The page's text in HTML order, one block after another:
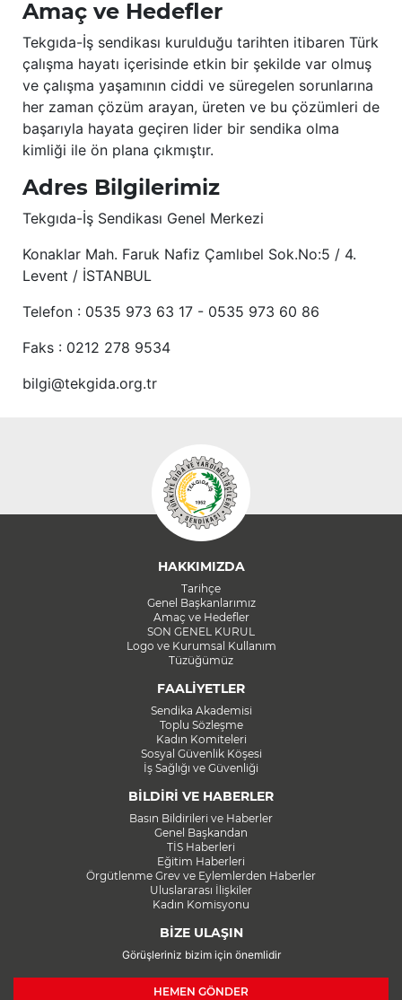
Amaç ve Hedefler
Tekgıda-İş sendikası kurulduğu tarihten itibaren Türk
çalışma hayatı içerisinde etkin bir şekilde var olmuş
ve çalışma yaşamının ciddi ve süregelen sorunlarına
her zaman çözüm arayan, üreten ve bu çözümleri de
başarıyla hayata geçiren lider bir sendika olma
kimliği ile ön plana çıkmıştır.
Adres Bilgilerimiz
Tekgıda-İş Sendikası Genel Merkezi
Konaklar Mah. Faruk Nafiz Çamlıbel Sok.No:5 / 4.
Levent / İSTANBUL
Telefon : 0535 973 63 17 - 0535 973 60 86
Faks : 0212 278 9534
bilgi@tekgida.org.tr
HAKKIMIZDA
Tarihçe
Genel Başkanlarımız
Amaç ve Hedefler
SON GENEL KURUL
Logo ve Kurumsal Kullanım
Tüzüğümüz
FAALİYETLER
Sendika Akademisi
Toplu Sözleşme
Kadın Komiteleri
Sosyal Güvenlik Köşesi
İş Sağlığı ve Güvenliği
BİLDİRİ VE HABERLER
Basın Bildirileri ve Haberler
Genel Başkandan
TİS Haberleri
Eğitim Haberleri
Örgütlenme Grev ve Eylemlerden Haberler
Uluslararası İlişkiler
Kadın Komisyonu
BİZE ULAŞIN
Görüşleriniz bizim için önemlidir
HEMEN GÖNDER